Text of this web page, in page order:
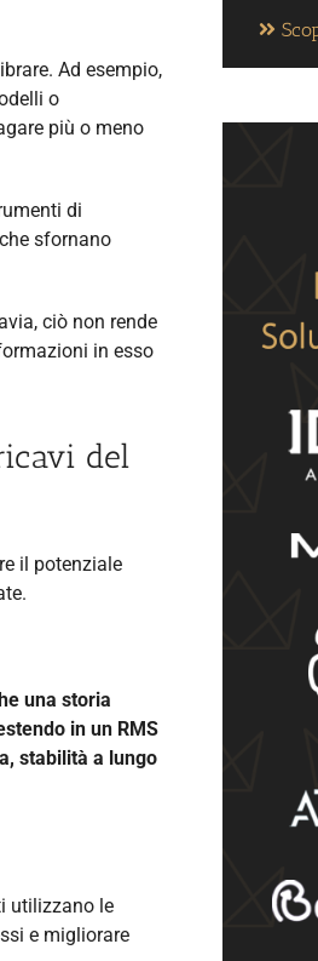
Ad esempio,
o
più o meno
di
sfornano
ciò non rende
in esso
del
il potenziale
una storia
in un RMS
stabilità a lungo
utilizzano le
e migliorare